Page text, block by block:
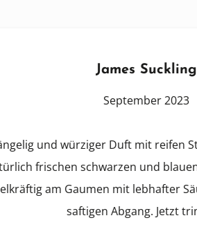
James Suckling
September 2023
und würziger Duft mit reifen
frischen schwarzen und blauen
am Gaumen mit lebhafter Säure
saftigen Abgang. Jetzt